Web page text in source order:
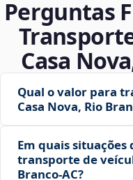
Perguntas
Casa
Qual o valor para
Casa Nova, Rio
Em quais
transporte de
Branco‑AC?